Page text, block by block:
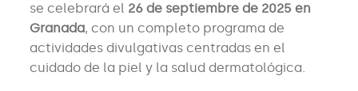
se celebrará el 26 de septiembre de 2025 en
Granada, con un completo programa de
actividades divulgativas centradas en el
cuidado de la piel y la salud dermatológica.